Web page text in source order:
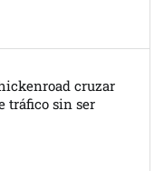
cruzar
tráfico sin ser